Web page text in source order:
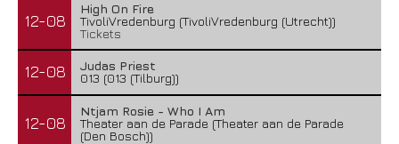
12-08
High On Fire
TivoliVredenburg (TivoliVredenburg (Utrecht))
Tickets
12-08
Judas Priest
013 (013 (Tilburg))
12-08
Ntjam Rosie - Who I Am
Theater aan de Parade (Theater aan de Parade
(Den Bosch))